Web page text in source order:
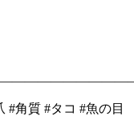
#角質 #タコ #魚の目